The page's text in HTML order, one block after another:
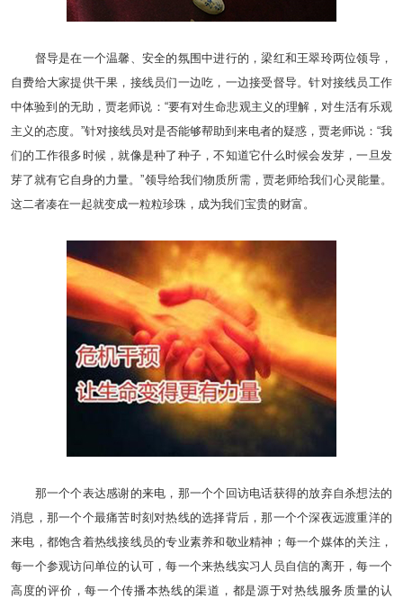
督导是在一个温馨、安全的氛围中进行的，梁红和王翠玲两位领导，
自费给大家提供干果，接线员们一边吃，一边接受督导。针对接线员工作
中体验到的无助，贾老师说：“要有对生命悲观主义的理解，对生活有乐观
主义的态度。”针对接线员对是否能够帮助到来电者的疑惑，贾老师说：“我
们的工作很多时候，就像是种了种子，不知道它什么时候会发芽，一旦发
芽了就有它自身的力量。”领导给我们物质所需，贾老师给我们心灵能量。
这二者凑在一起就变成一粒粒珍珠，成为我们宝贵的财富。
那一个个表达感谢的来电，那一个个回访电话获得的放弃自杀想法的
消息，那一个个最痛苦时刻对热线的选择背后，那一个个深夜远渡重洋的
来电，都饱含着热线接线员的专业素养和敬业精神；每一个媒体的关注，
每一个参观访问单位的认可，每一个来热线实习人员自信的离开，每一个
高度的评价，每一个传播本热线的渠道，都是源于对热线服务质量的认